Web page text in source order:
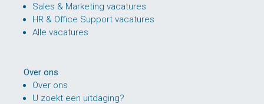
Sales & Marketing vacatures
HR & Office Support vacatures
Alle vacatures
Over ons
Over ons
U zoekt een uitdaging?